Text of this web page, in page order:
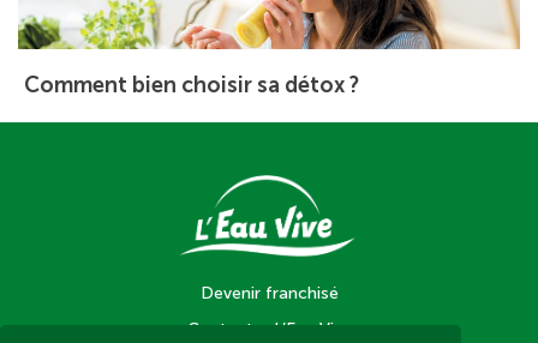
Comment bien choisir sa détox ?
Devenir franchisé
Contacter L’Eau Vive